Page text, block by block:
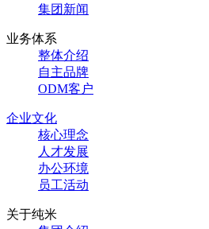
集团新闻
业务体系
整体介绍
自主品牌
ODM客户
企业文化
核心理念
人才发展
办公环境
员工活动
关于纯米